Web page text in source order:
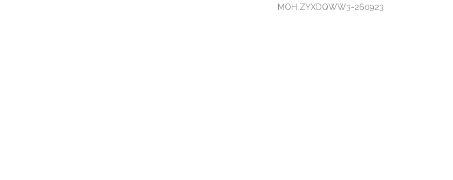
MOH ZYXDQWW3-260923